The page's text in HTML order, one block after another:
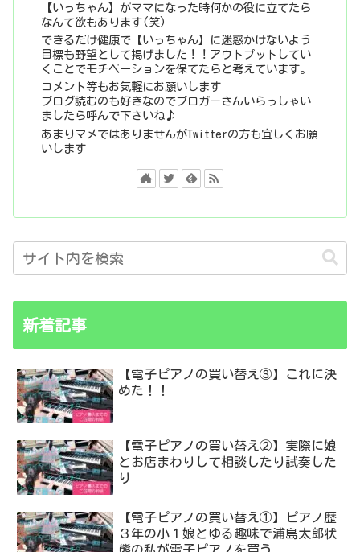
【いっちゃん】がママになった時何かの役に立てたら
なんて欲もあります(笑)
できるだけ健康で【いっちゃん】に迷惑かけないよう
目標も野望として掲げました！！アウトプットしてい
くことでモチベーションを保てたらと考えています。
コメント等もお気軽にお願いします
ブログ読むのも好きなのでブロガーさんいらっしゃい
ましたら呼んで下さいね♪
あまりマメではありませんがTwitterの方も宜しくお願
いします
新着記事
【電子ピアノの買い替え③】これに決
めた！！
【電子ピアノの買い替え②】実際に娘
とお店まわりして相談したり試奏した
り
【電子ピアノの買い替え①】ピアノ歴
３年の小１娘とゆる趣味で浦島太郎状